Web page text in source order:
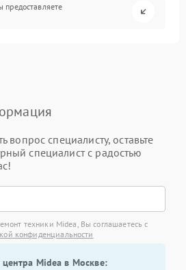
вопрос специалисту, оставьте
специалист с радостью
техники Midea, Вы соглашаетесь с
конфиденциальности
центра Midea в Москве: